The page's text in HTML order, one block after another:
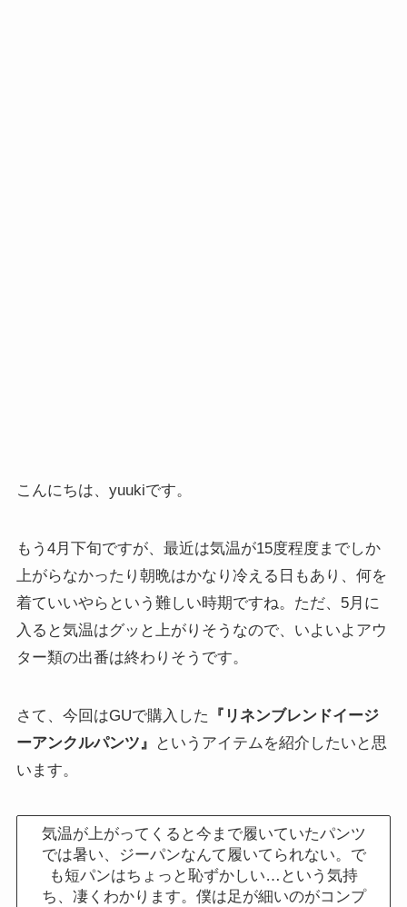
こんにちは、yuukiです。
もう4月下旬ですが、最近は気温が15度程度までしか
上がらなかったり朝晩はかなり冷える日もあり、何を
着ていいやらという難しい時期ですね。ただ、5月に
入ると気温はグッと上がりそうなので、いよいよアウ
ター類の出番は終わりそうです。
さて、今回はGUで購入した 『 リネンブレンドイージ
ーアンクルパンツ 』
というアイテムを紹介したいと思
います。
気温が上がってくると今まで履いていたパンツ
では暑い、ジーパンなんて履いてられない。で
も短パンはちょっと恥ずかしい…という気持
ち、凄くわかります。僕は足が細いのがコンプ